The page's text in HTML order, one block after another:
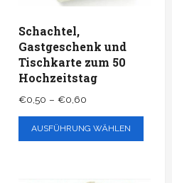
Schachtel,
Gastgeschenk und
Tischkarte zum 50
Hochzeitstag
€0,50 – €0,60Preisspanne:
€0,50
bis
AUSFÜHRUNG WÄHLEN